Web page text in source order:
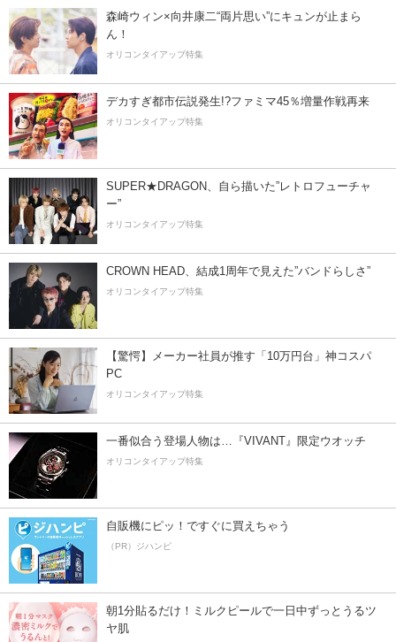
森崎ウィン×向井康二“両片思い”にキュンが止まら
ん！
オリコンタイアップ特集
デカすぎ都市伝説発生!?ファミマ45％増量作戦再来
オリコンタイアップ特集
SUPER★DRAGON、自ら描いた”レトロフューチャ
ー”
オリコンタイアップ特集
CROWN HEAD、結成1周年で見えた”バンドらしさ”
オリコンタイアップ特集
【驚愕】メーカー社員が推す「10万円台」神コスパ
PC
オリコンタイアップ特集
一番似合う登場人物は…『VIVANT』限定ウオッチ
オリコンタイアップ特集
自販機にピッ！ですぐに買えちゃう
（PR）ジハンピ
朝1分貼るだけ！ミルクピールで一日中ずっとうるツ
ヤ肌